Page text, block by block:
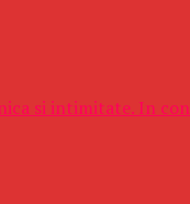
si intimitate. In